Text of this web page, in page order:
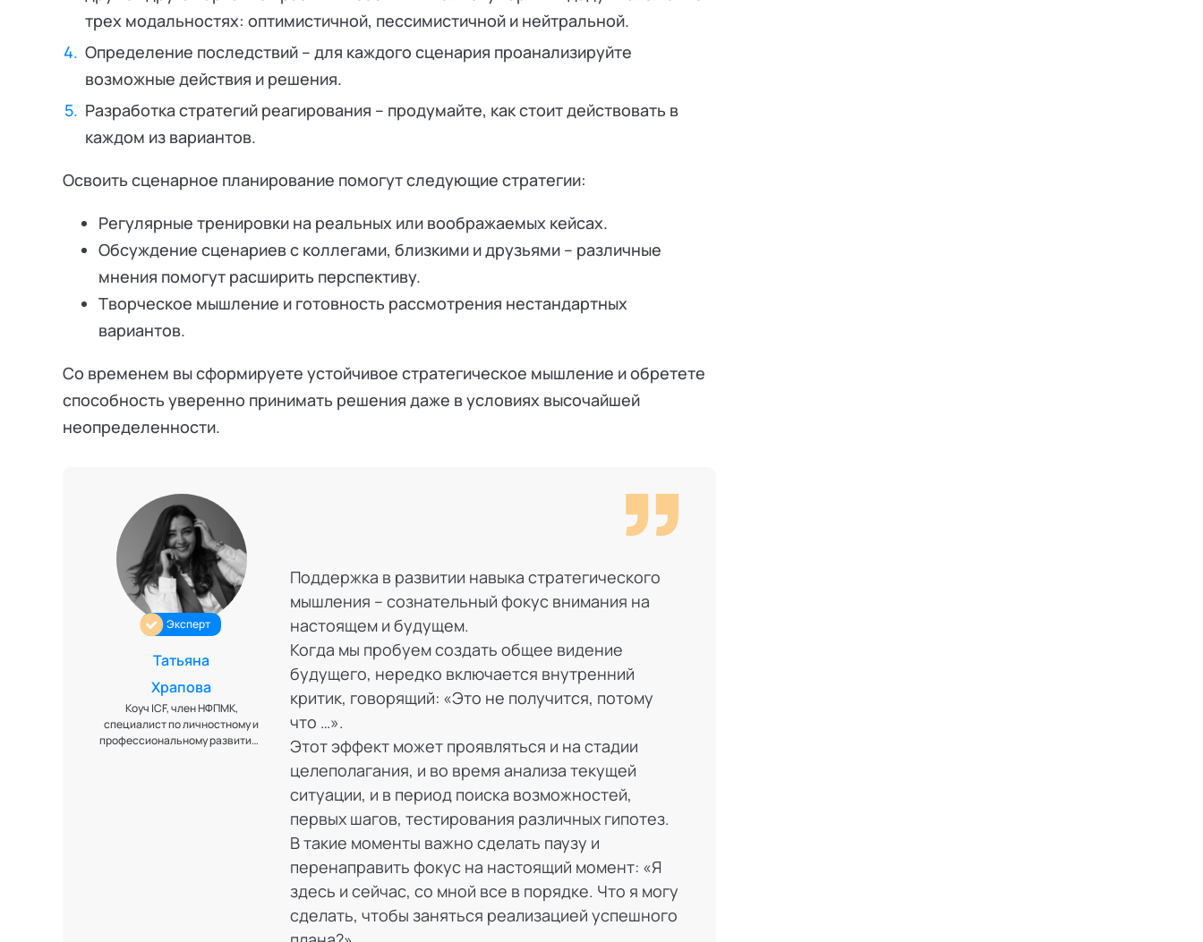
трех модальностях: оптимистичной, пессимистичной и нейтральной.
Определение последствий – для каждого сценария проанализируйте
возможные действия и решения.
Разработка стратегий реагирования – продумайте, как стоит действовать в
каждом из вариантов.
Освоить сценарное планирование помогут следующие стратегии:
Регулярные тренировки на реальных или воображаемых кейсах.
Обсуждение сценариев с коллегами, близкими и друзьями – различные
мнения помогут расширить перспективу.
Творческое мышление и готовность рассмотрения нестандартных
вариантов.
Со временем вы сформируете устойчивое стратегическое мышление и обретете
способность уверенно принимать решения даже в условиях высочайшей
неопределенности.
Эксперт
Татьяна
Храпова
Коуч ICF, член НФПМК,
специалист по личностному и
профессиональному развитию,
Поддержка в развитии навыка стратегического
мышления – сознательный фокус внимания на
настоящем и будущем.
Когда мы пробуем создать общее видение
будущего, нередко включается внутренний
критик, говорящий: «Это не получится, потому
что …».
Этот эффект может проявляться и на стадии
целеполагания, и во время анализа текущей
ситуации, и в период поиска возможностей,
первых шагов, тестирования различных гипотез.
В такие моменты важно сделать паузу и
перенаправить фокус на настоящий момент: «Я
здесь и сейчас, со мной все в порядке. Что я могу
сделать, чтобы заняться реализацией успешного